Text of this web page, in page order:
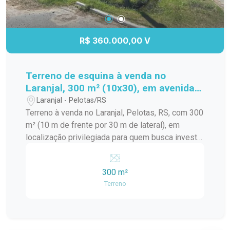
R$ 360.000,00 V
Terreno de esquina à venda no
Laranjal, 300 m² (10x30), em avenida
asfaltada, frente para o sol da manhã
e a apenas 3 quadras da praia.
Laranjal - Pelotas/RS
Terreno à venda no Laranjal, Pelotas, RS, com 300
m² (10 m de frente por 30 m de lateral), em
localização privilegiada para quem busca investir
de avenida asfaltada, o imóvel oferece excelente
visibilidade e fácil acesso, ideal tanto para uso
residencial quanto comercial. Com orientação
300 m²
Terreno